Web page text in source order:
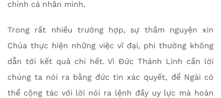
chính cá nhân mình.
Trong rất nhiều trường hợp, sự thầm nguyện xin
Chúa thực hiện những việc vĩ đại, phi thường không
dẫn tới kết quả chi hết. Vì Đức Thánh Linh cần lời
chúng ta nói ra bằng đức tin xác quyết, để Ngài có
thể cộng tác với lời nói ra lệnh đầy uy lực mà hoàn